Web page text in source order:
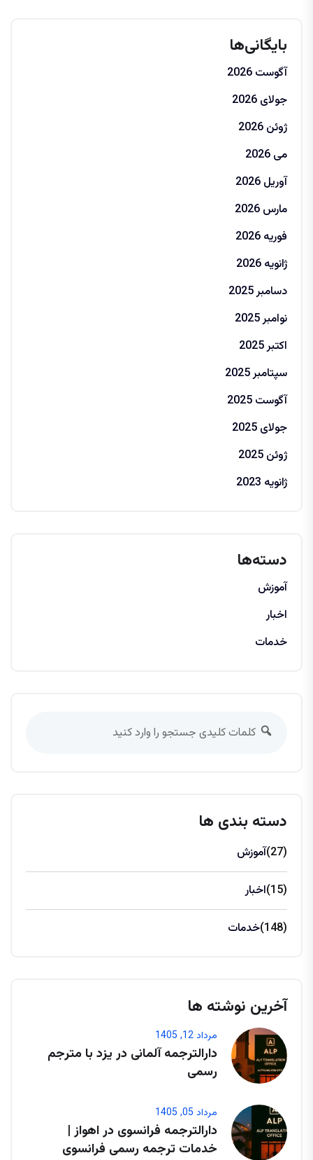
بایگانی‌ها
آگوست 2026
جولای 2026
ژوئن 2026
می 2026
آوریل 2026
مارس 2026
فوریه 2026
ژانویه 2026
دسامبر 2025
نوامبر 2025
اکتبر 2025
سپتامبر 2025
آگوست 2025
جولای 2025
ژوئن 2025
ژانویه 2023
دسته‌ها
آموزش
اخبار
خدمات
دسته بندی ها
آموزش (27)
اخبار (15)
خدمات (148)
آخرین نوشته ها
مرداد 12, 1405
دارالترجمه آلمانی در یزد با مترجم
رسمی
مرداد 05, 1405
دارالترجمه فرانسوی در اهواز |
خدمات ترجمه رسمی فرانسوی